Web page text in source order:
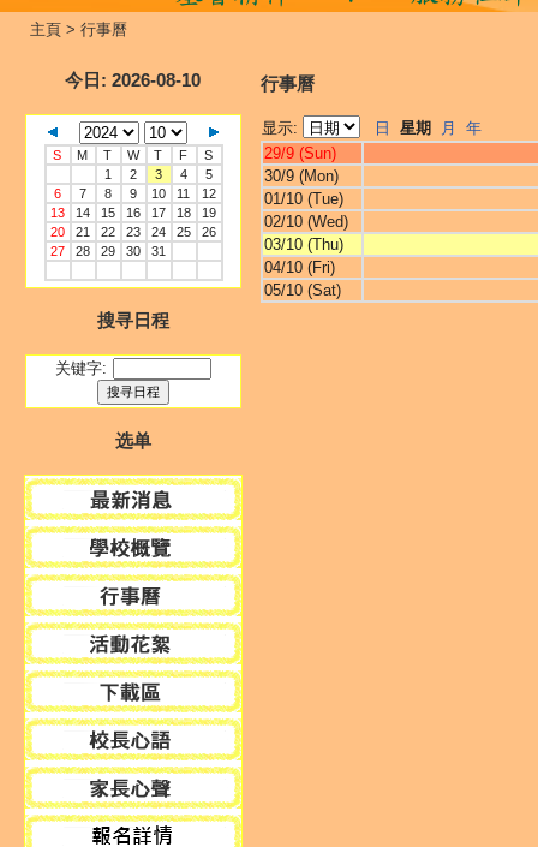
主頁 > 行事曆
今日 : 2026-08-10
S M T W T F
S
1
2 3 4
5
6
7 8 9 10 11
12
13
14 15 16 17 18
19
20
21 22 23 24 25
26
27
28 29 30 31
搜寻日程
关键字:
选单
行事曆
显示: 日 星期 月
年
29/9 (Sun)
30/9 (Mon)
01/10 (Tue)
02/10 (Wed)
03/10 (Thu)
04/10 (Fri)
05/10 (Sat)